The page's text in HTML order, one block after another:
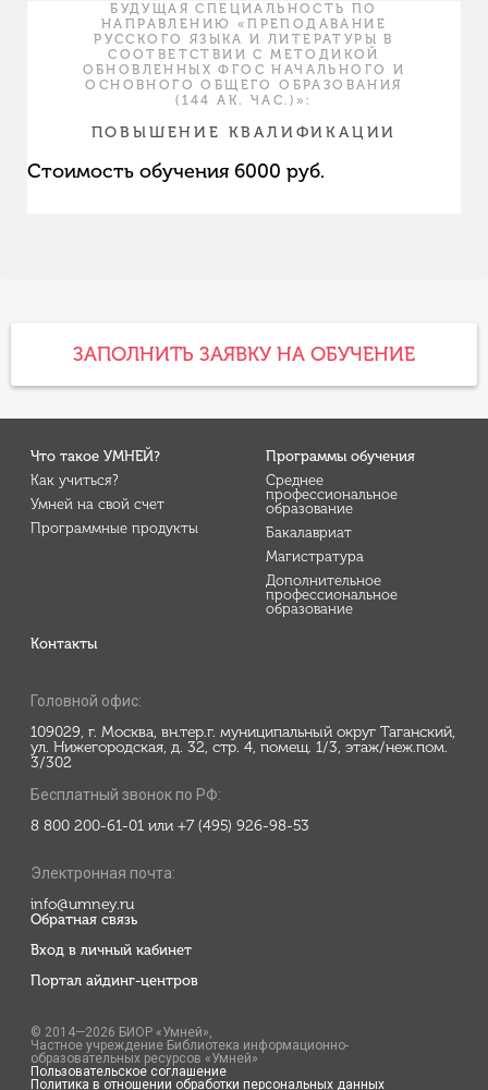
БУДУЩАЯ СПЕЦИАЛЬНОСТЬ ПО
НАПРАВЛЕНИЮ «ПРЕПОДАВАНИЕ
РУССКОГО ЯЗЫКА И ЛИТЕРАТУРЫ В
СООТВЕТСТВИИ С МЕТОДИКОЙ
ОБНОВЛЕННЫХ ФГОС НАЧАЛЬНОГО И
ОСНОВНОГО ОБЩЕГО ОБРАЗОВАНИЯ
(144 АК. ЧАС.)»:
ПОВЫШЕНИЕ КВАЛИФИКАЦИИ
Стоимость обучения 6000 руб.
ЗАПОЛНИТЬ ЗАЯВКУ НА ОБУЧЕНИЕ
Что такое УМНЕЙ?
Как учиться?
Умней на свой счет
Программные продукты
Программы обучения
Среднее
профессиональное
образование
Бакалавриат
Магистратура
Дополнительное
профессиональное
образование
Контакты
Головной офис:
109029, г. Москва, вн.тер.г. муниципальный округ Таганский,
ул. Нижегородская, д. 32, стр. 4, помещ. 1/3, этаж/неж.пом.
3/302
Бесплатный звонок по РФ:
8 800 200-61-01 или +7 (495) 926-98-53
Электронная почта:
info@umney.ru
Обратная связь
Вход в личный кабинет
Портал айдинг-центров
© 2014—2026 БИОР «Умней»,
Частное учреждение Библиотека информационно-
образовательных ресурсов «Умней»
Пользовательское соглашение
Политика в отношении обработки персональных данных